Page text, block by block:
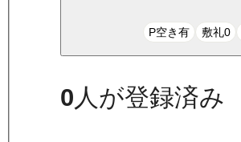
P空き有 敷礼0
0 人が登録済み